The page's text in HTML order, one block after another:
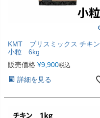
KMT ブリスミックス チキン
小粒 6kg
販売価格 ¥9,900税込
詳細を見る